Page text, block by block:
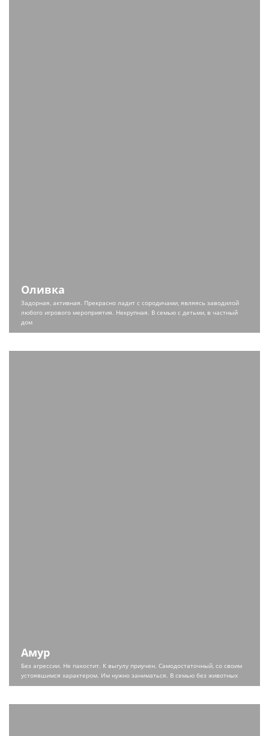
Оливка
Задорная, активная. Прекрасно ладит с сородичами, являясь заводилой
любого игрового мероприятия. Некрупная. В семью с детьми, в частный
дом
Амур
Без агрессии. Не пакостит. К выгулу приучен. Самодостаточный, со своим
устоявшимся характером. Им нужно заниматься. В семью без животных